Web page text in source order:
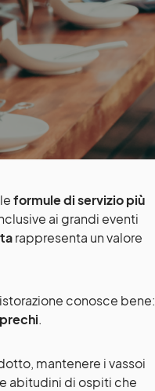
formule di servizio più
ai grandi eventi
rappresenta un valore
conosce bene:
.
mantenere i vassoi
abitudini di ospiti che